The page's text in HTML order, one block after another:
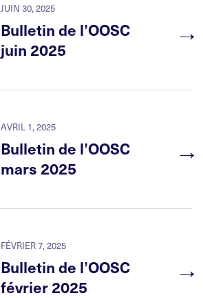
JUIN 30, 2025
Bulletin de l’OOSC
juin 2025
→
AVRIL 1, 2025
Bulletin de l’OOSC
mars 2025
→
FÉVRIER 7, 2025
Bulletin de l’OOSC
février 2025
→